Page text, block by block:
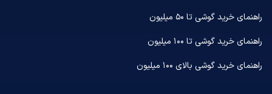
راهنمای خرید گوشی تا ۵۰ میلیون
راهنمای خرید گوشی تا ۱۰۰ میلیون
راهنمای خرید گوشی بالای ۱۰۰ میلیون